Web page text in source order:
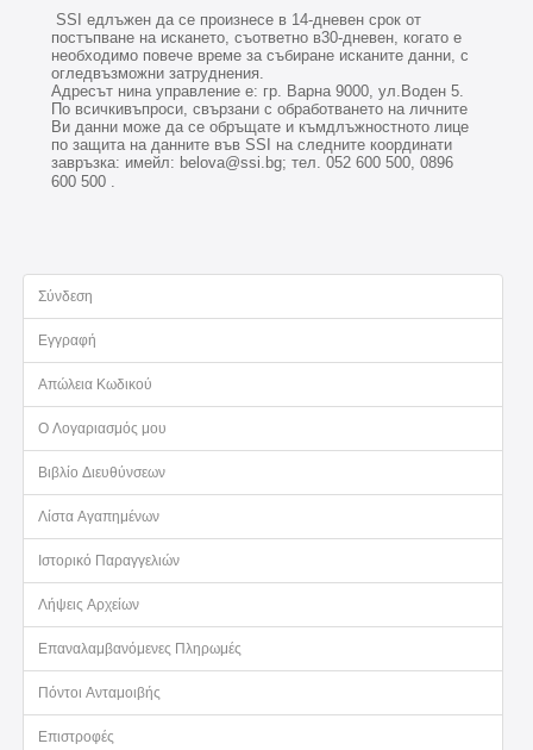
SSI едлъжен да се произнесе в 14-дневен срок от
постъпване на искането, съответно в30-дневен, когато е
необходимо повече време за събиране исканите данни, с
огледвъзможни затруднения.
Адресът нина управление е: гр.
Варна 9000, ул.Воден 5.
По всичкивъпроси, свързани с обработването на личните
Ви данни може да се обръщате и къмдлъжностното лице
по защита на данните във SSI на следните координати
завръзка: имейл: belova@ssi. bg; тел. 052 600 500, 0896
600 500 .
Σύνδεση
Εγγραφή
Απώλεια Κωδικού
Ο Λογαριασμός μου
Βιβλίο Διευθύνσεων
Λίστα Αγαπημένων
Ιστορικό Παραγγελιών
Λήψεις Αρχείων
Επαναλαμβανόμενες Πληρωμές
Πόντοι Ανταμοιβής
Επιστροφές